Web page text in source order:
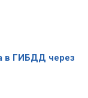
в ГИБДД через